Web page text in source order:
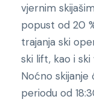
vjernim
popust od 20
trajanja ski
ski lift, kao i
Noćno skijanje
periodu od